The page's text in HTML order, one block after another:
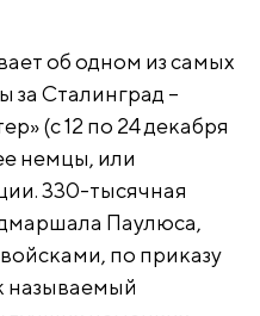
об одном из самых
за Сталинград –
(с 12 по 24 декабря
немцы, или
330-тысячная
Паулюса,
по приказу
называемый